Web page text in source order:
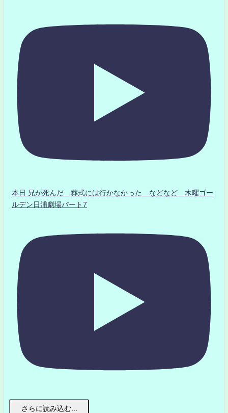
本日 兄が死んだ 葬式には行かなかった などなど 木曜ゴー
ルデン日浦劇場パート7
さらに読み込む...